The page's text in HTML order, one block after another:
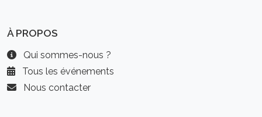
À PROPOS
Qui sommes-nous ?
Tous les événements
Nous contacter